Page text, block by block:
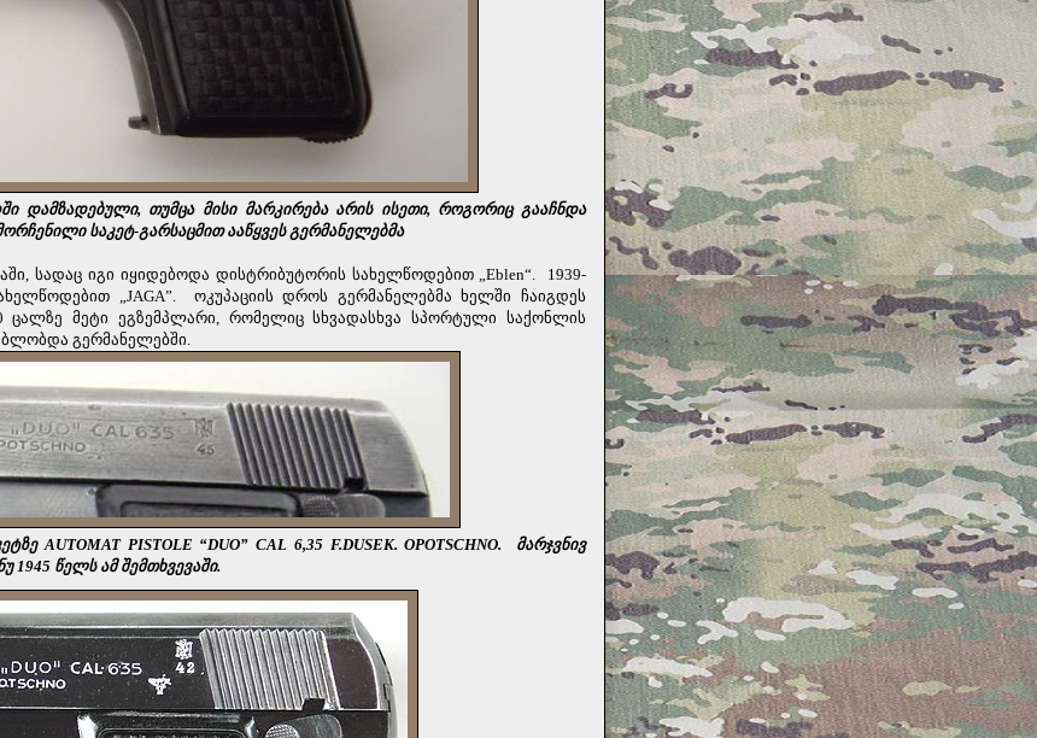
დამზადებული, თუმცა მისი მარკირება არის ისეთი, როგორიც გააჩნდა
საკეტ-გარსაცმით ააწყვეს გერმანელებმა
სადაც იგი იყიდებოდა დისტრიბუტორის სახელწოდებით „Eblen“.
1939-
„JAGA”.
ოკუპაციის დროს გერმანელებმა ხელში ჩაიგდეს
ცალზე მეტი ეგზემპლარი, რომელიც სხვადასხვა სპორტული საქონლის
გერმანელებში.
AUTOMAT PISTOLE “DUO” CAL 6,35 F.DUSEK. OPOTSCHNO.
მარჯვნივ
1945 წელს ამ შემთხვევაში.